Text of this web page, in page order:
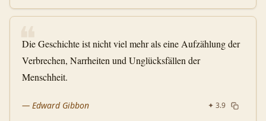
❝
Die Geschichte ist nicht viel mehr als eine Aufzählung der
Verbrechen, Narrheiten und Unglücksfällen der
Menschheit.
— Edward Gibbon ✦ 3.9